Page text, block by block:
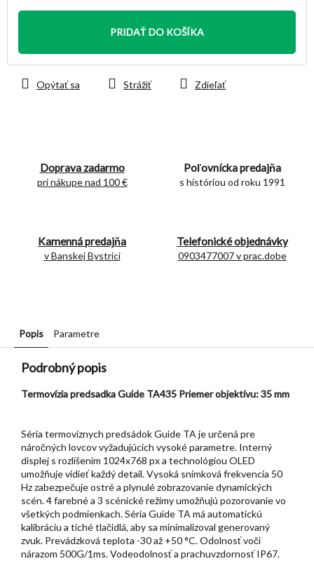
Jednotková
PRIDAŤ DO KOŠÍKA
Doprava zadarmo
pri nákupe nad 100 €
Poľovnícka predajňa
s históriou od roku 1991
Kamenná predajňa
v Banskej Bystrici
Telefonické objednávky
0903477007 v prac.dobe
Opýtať sa Strážiť Zdieľať
Popis Parametre
Podrobný popis
Termovízia predsadka Guide TA435 Priemer objektívu: 35 mm
Séria termovíznych predsádok Guide TA je určená pre
náročných lovcov vyžadujúcich vysoké parametre. Interný
displej s rozlíšením 1024x768 px a technológiou OLED
umožňuje vidieť každý detail. Vysoká snímková frekvencia 50
Hz zabezpečuje ostré a plynulé zobrazovanie dynamických
scén. 4 farebné a 3 scénické režimy umožňujú pozorovanie vo
všetkých podmienkach. Séria Guide TA má automatickú
kalibráciu a tiché tlačidlá, aby sa minimalizoval generovaný
zvuk. Prevádzková teplota -30 až +50 °C. Odolnosť voči
nárazom 500G/1ms. Vodeodolnosť a prachuvzdornosť IP67.